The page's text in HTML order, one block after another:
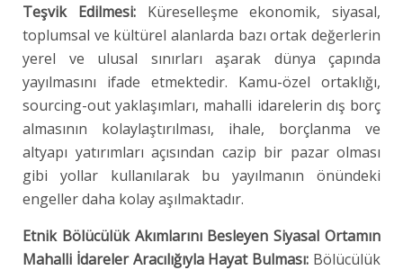
Teşvik Edilmesi:Küreselleşme ekonomik, siyasal,
toplumsal ve kültürel alanlarda bazı ortak değerlerin
yerel ve ulusal sınırları aşarak dünya çapında
yayılmasını ifade etmektedir. Kamu-özel ortaklığı,
sourcing-out yaklaşımları, mahalli idarelerin dış borç
almasının kolaylaştırılması, ihale, borçlanma ve
altyapı yatırımları açısından cazip bir pazar olması
gibi yollar kullanılarak bu yayılmanın önündeki
engeller daha kolay aşılmaktadır.
Etnik Bölücülük Akımlarını Besleyen Siyasal Ortamın
Mahalli İdareler Aracılığıyla Hayat Bulması: Bölücülük